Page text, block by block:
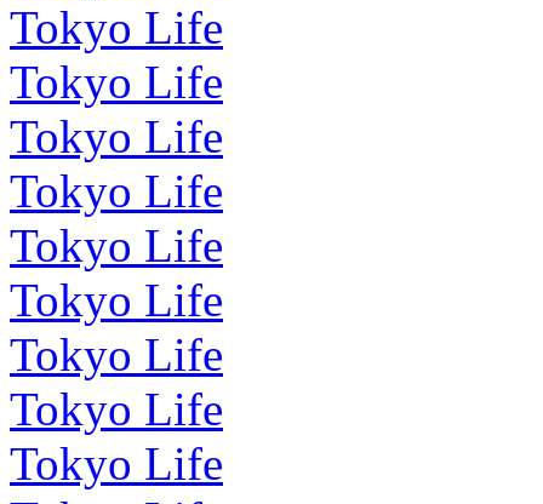
Tokyo Life
Tokyo Life
Tokyo Life
Tokyo Life
Tokyo Life
Tokyo Life
Tokyo Life
Tokyo Life
Tokyo Life